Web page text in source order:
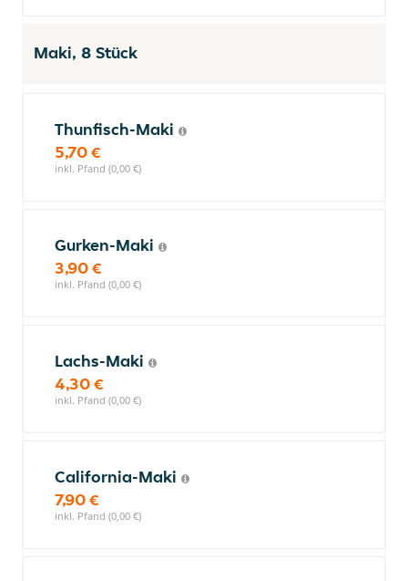
Maki, 8 Stück
Thunfisch-Maki
5,70 €
inkl. Pfand (0,00 €)
Gurken-Maki
3,90 €
inkl. Pfand (0,00 €)
Lachs-Maki
4,30 €
inkl. Pfand (0,00 €)
California-Maki
7,90 €
inkl. Pfand (0,00 €)